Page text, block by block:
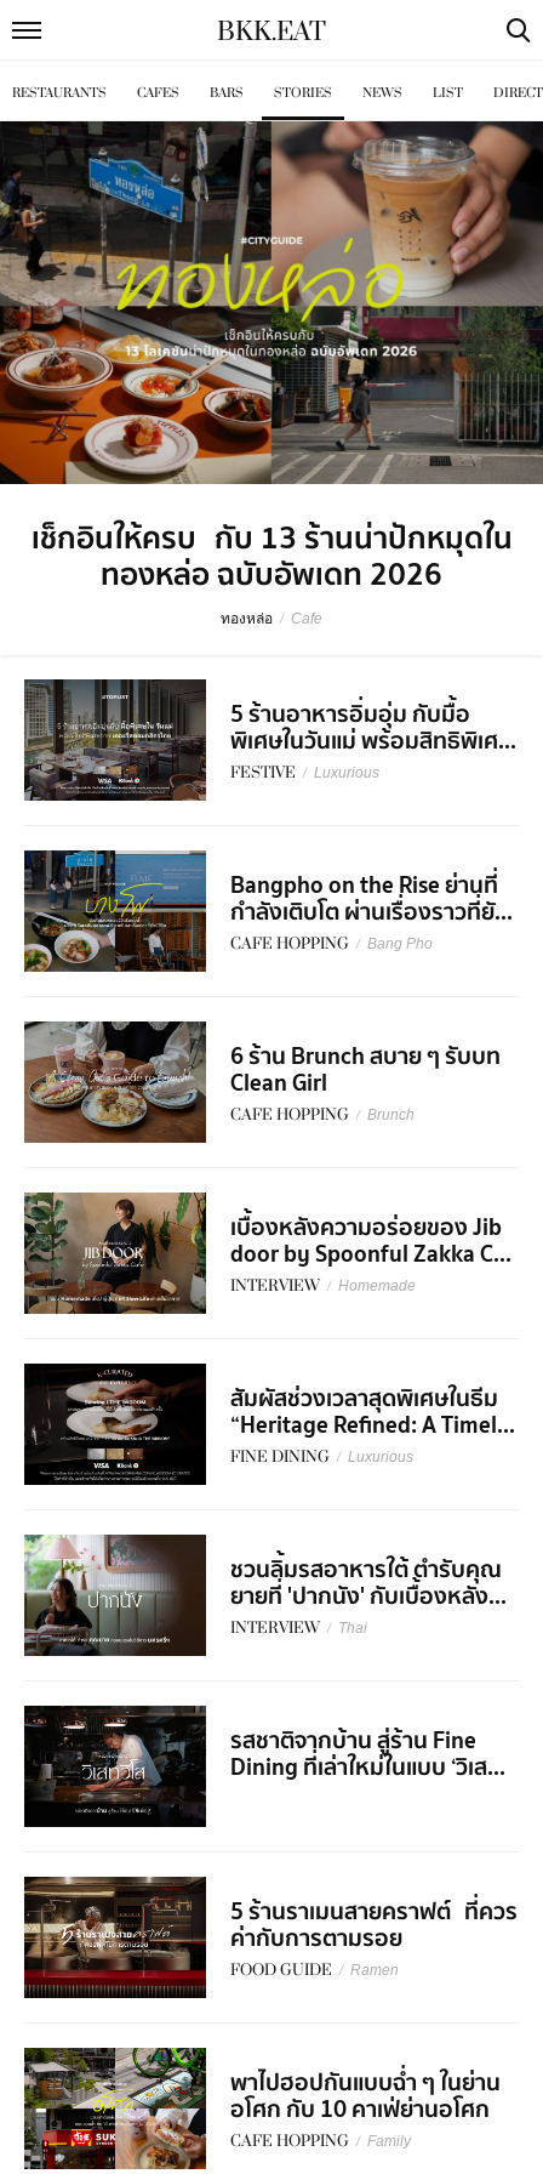
BKK.EAT
RESTAURANTS CAFES BARS STORIES NEWS LIST
เช็กอินให้ครบ กับ 13 ร้านน่าปักหมุดใน
ทองหล่อ ฉบับอัพเดท 2026
ทองหล่อ / Cafe
5 ร้านอาหารอิ่มอุ่ม กับมื้อ
พิเศษในวันแม่ พร้อมสิทธิพิเศ...
FESTIVE / Luxurious
Bangpho on the Rise ย่านที่
กำลังเติบโต ผ่านเรื่องราวที่ยั...
CAFE HOPPING / Bang Pho
6 ร้าน Brunch สบาย ๆ รับบท
Clean Girl
CAFE HOPPING / Brunch
เบื้องหลังความอร่อยของ Jib
door by Spoonful Zakka C...
INTERVIEW / Homemade
สัมผัสช่วงเวลาสุดพิเศษในธีม
“Heritage Refined: A Timel...
FINE DINING / Luxurious
ชวนลิ้มรสอาหารใต้ ตำรับคุณ
ยายที่ 'ปากนัง' กับเบื้องหลัง...
INTERVIEW / Thai
รสชาติจากบ้าน สู่ร้าน Fine
Dining ที่เล่าใหม่ในแบบ ‘วิเส...
5 ร้านราเมนสายคราฟต์ ที่ควร
ค่ากับการตามรอย
FOOD GUIDE / Ramen
พาไปฮอปกันแบบฉ่ำ ๆ ในย่าน
อโศก กับ 10 คาเฟ่ย่านอโศก
CAFE HOPPING / Family